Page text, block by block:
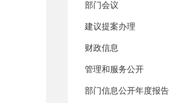
部门会议
建议提案办理
财政信息
管理和服务公开
部门信息公开年度报告